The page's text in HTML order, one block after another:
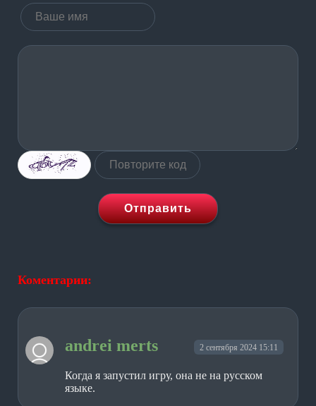
Отправить
Коментарии:
andrei merts 2 сентября 2024 15:11
Когда я запустил игру, она не на русском
языке.